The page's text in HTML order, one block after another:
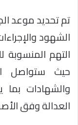
تم تحديد موعد
الشهود
حيث ستواصل
والشهادات
العدالة وفق